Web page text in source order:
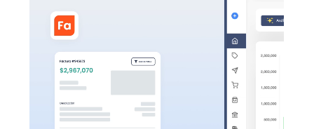
Todas las funcionalidades
Todas las funcionalidades